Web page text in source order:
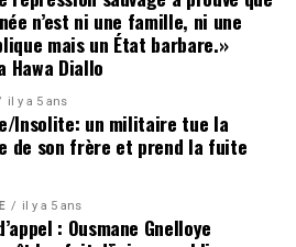
sort alimente les tensions,
inflige une souffrance durable
comme à l’opinion publique. Les
à l’instar de ceux d’Aliou Bah
un droit légitime et inaliénable :
les leurs et de connaître la
n’est ni une famille, ni une
mais un État barbare.»
Hawa Diallo
il y a 5 ans
Insolite: un militaire tue la
de son frère et prend la fuite
il y a 5 ans
: Ousmane Gnelloye